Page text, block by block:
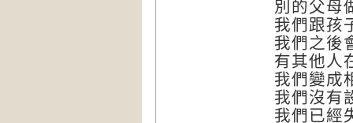
別的父母
我們跟孩
我們之後
有其他人
我們變成
我們沒有
我們已經